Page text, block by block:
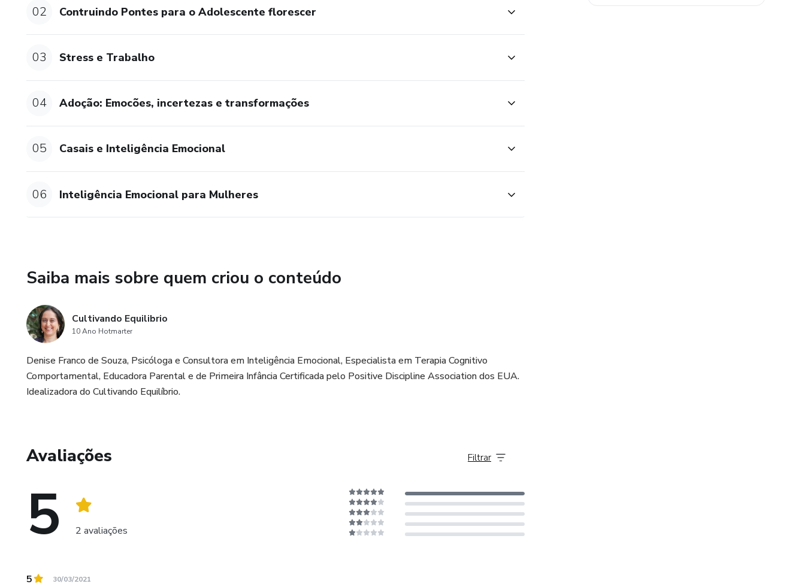
02 Contruindo Pontes para o Adolescente florescer
03 Stress e Trabalho
04 Adoção: Emocões, incertezas e transformações
05 Casais e Inteligência Emocional
06 Inteligência Emocional para Mulheres
Saiba mais sobre quem criou o conteúdo
Cultivando Equilibrio
10 Ano Hotmarter
Denise Franco de Souza, Psicóloga e Consultora em Inteligência Emocional, Especialista em Terapia Cognitivo
Comportamental, Educadora Parental e de Primeira Infância Certificada pelo Positive Discipline Association dos EUA.
Idealizadora do Cultivando Equilíbrio.
Avaliações
5 2 avaliações
Filtrar
5 30/03/2021